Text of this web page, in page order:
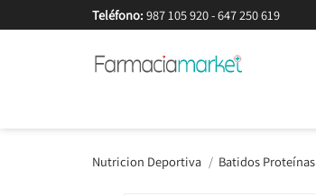
Teléfono: 987 105 920-647 250 619
Nutricion Deportiva Batidos Proteínas